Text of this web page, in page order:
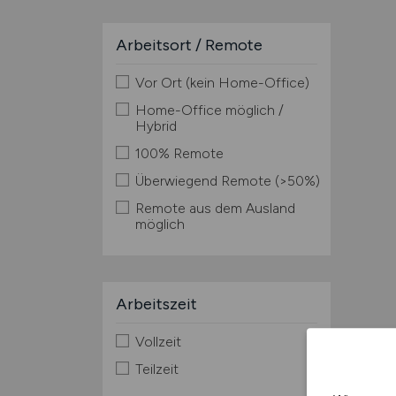
Arbeitsort / Remote
Vor Ort (kein Home-Office)
Home-Office möglich /
Hybrid
100% Remote
Überwiegend Remote (>50%)
Remote aus dem Ausland
möglich
Arbeitszeit
Vollzeit
Teilzeit